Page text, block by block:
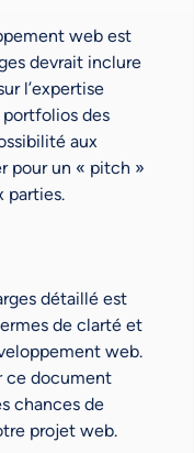
web est
devrait inclure
l’expertise
des
aux
pour un « pitch »
parties.
détaillé est
de clarté et
web.
ce document
chances de
projet web.